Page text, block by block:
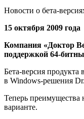
Новости о бета-
15 октября 2009 года
Компания «Доктор
поддержкой 64-
Бета-версия
в Windows-решения
Теперь преимущества
варианте.